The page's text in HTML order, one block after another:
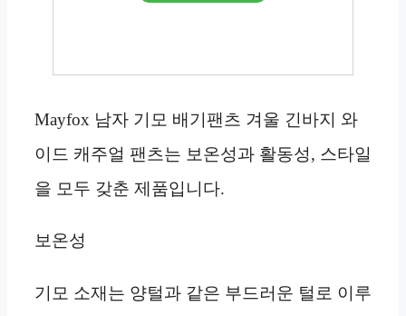
Mayfox 남자 기모 배기팬츠 겨울 긴바지 와
이드 캐주얼 팬츠는 보온성과 활동성, 스타일
을 모두 갖춘 제품입니다.
보온성
기모 소재는 양털과 같은 부드러운 털로 이루